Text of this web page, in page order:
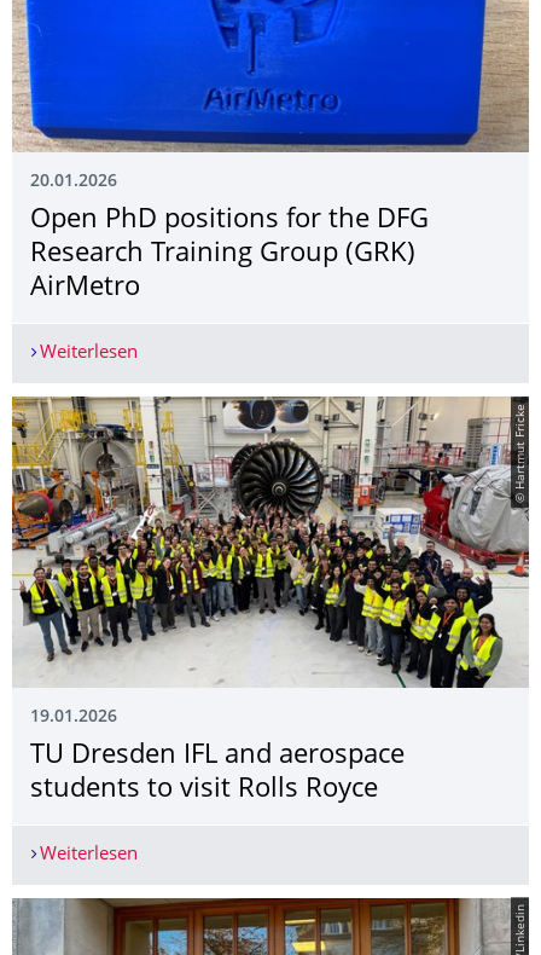
20.01.2026
Open PhD positions for the DFG
Research Training Group (GRK)
AirMetro
Weiterlesen
© Hartmut Fricke
19.01.2026
TU Dresden IFL and aerospace
students to visit Rolls Royce
Weiterlesen